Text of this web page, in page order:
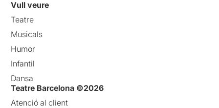
Vull veure
Teatre
Musicals
Humor
Infantil
Dansa
Teatre Barcelona ©2026
Atenció al client